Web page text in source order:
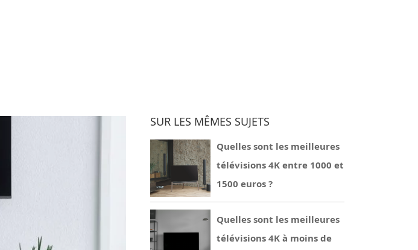
SUR LES MÊMES SUJETS
Quelles sont les meilleures
télévisions 4K entre 1000 et
1500 euros ?
Quelles sont les meilleures
télévisions 4K à moins de